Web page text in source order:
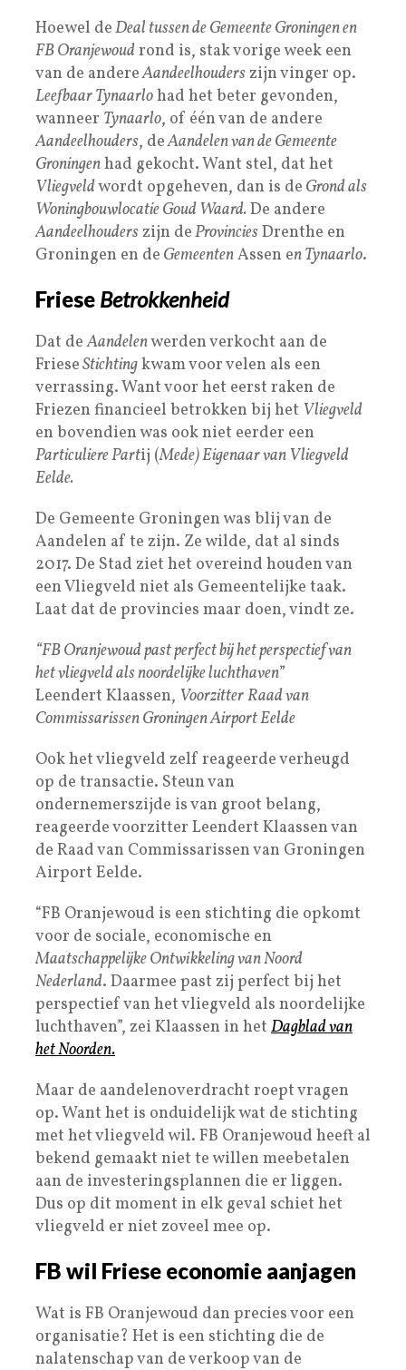
Hoewel deDeal tussen de Gemeente Groningen en
FB Oranjewoudrond is, stak vorige week een
van de andereAandeelhouderszijn vinger op.
Leefbaar Tynaarlohad het beter gevonden,
wanneer Tynaarlo, of één van de andere
Aandeelhouders, deAandelen van de Gemeente
Groningenhad gekocht. Want stel, dat het
Vliegveldwordt opgeheven, dan is de Grond als
Woningbouwlocatie Goud Waard.De andere
Aandeelhouderszijn deProvinciesDrenthe en
Groningen en de GemeentenAssen en Tynaarlo.
Friese Betrokkenheid
Dat deAandelenwerden verkocht aan de
FrieseStichtingkwam voor velen als een
verrassing. Want voor het eerst raken de
Friezen financieel betrokken bij het Vliegveld
en bovendien was ook niet eerder een
Particuliere Partij (Mede) Eigenaar van Vliegveld
Eelde.
De Gemeente Groningen was blij van de
Aandelen af te zijn. Ze wilde, dat al sinds
2017. De Stad ziet het overeind houden van
een Vliegveld niet als Gemeentelijke taak.
Laat dat de provincies maar doen, vindt ze.
“FB Oranjewoud past perfect bij het perspectief van
het vliegveld als noordelijke luchthaven”
Leendert Klaassen, VoorzitterRaad van
Commissarissen Groningen Airport Eelde
Ook het vliegveld zelf reageerde verheugd
op de transactie. Steun van
ondernemerszijde is van groot belang,
reageerde voorzitter Leendert Klaassen van
de Raad van Commissarissen van Groningen
Airport Eelde.
“FB Oranjewoud is een stichting die opkomt
voor de sociale, economische en
Maatschappelijke Ontwikkeling van Noord
Nederland. Daarmee past zij perfect bij het
perspectief van het vliegveld als noordelijke
luchthaven”, zei Klaassen in het Dagblad van
het Noorden.
Maar de aandelenoverdracht roept vragen
op. Want het is onduidelijk wat de stichting
met het vliegveld wil. FB Oranjewoud heeft al
bekend gemaakt niet te willen meebetalen
aan de investeringsplannen die er liggen.
Dus op dit moment in elk geval schiet het
vliegveld er niet zoveel mee op.
FB wil Friese economie aanjagen
Wat is FB Oranjewoud dan precies voor een
organisatie? Het is een stichting die de
nalatenschap van de verkoop van de